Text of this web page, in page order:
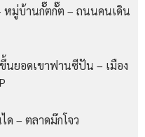
หมู่บ้านกั๊ตกั๊ต – ถนนคนเดิน
ขึ้นยอดเขาฟานซีปัน – เมือง
ด – ตลาดม๊กโจว